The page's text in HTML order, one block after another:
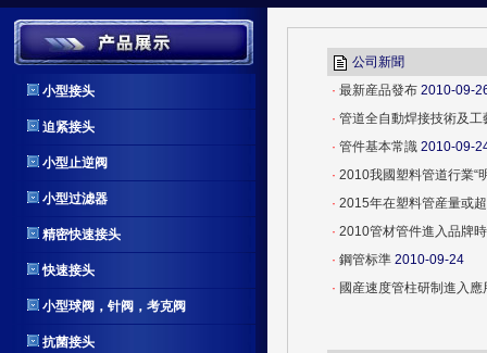
小型接头
迫紧接头
小型止逆阀
小型过滤器
精密快速接头
快速接头
小型球阀，针阀，考克阀
抗菌接头
公司新聞
· 最新産品發布 2010-09-
· 管道全自動焊接技術及工
· 管件基本常識 2010-09-
· 2010我國塑料管道行業“
· 2015年在塑料管産量或
· 2010管材管件進入品牌
· 鋼管标準 2010-09-24
· 國産速度管柱研制進入應